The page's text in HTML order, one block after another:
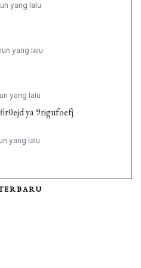
yang lalu
yang lalu
yang lalu
ya 9rigufoefj
yang lalu
yang lalu